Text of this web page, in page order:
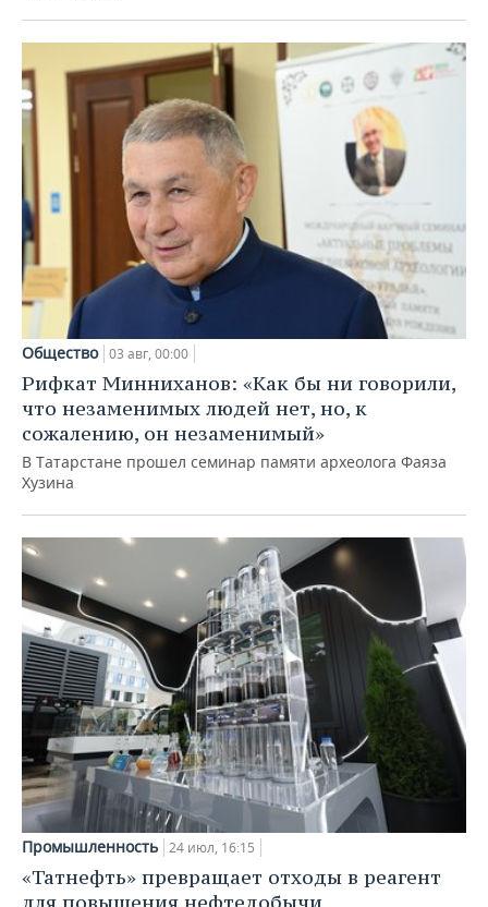
Общество 03 авг, 00:00
Рифкат Минниханов: «Как бы ни говорили,
что незаменимых людей нет, но, к
сожалению, он незаменимый»
В Татарстане прошел семинар памяти археолога Фаяза
Хузина
Промышленность 24 июл, 16:15
«Татнефть» превращает отходы в реагент